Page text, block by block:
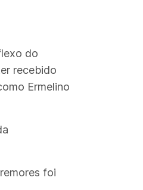
do
recebido
Ermelino
foi